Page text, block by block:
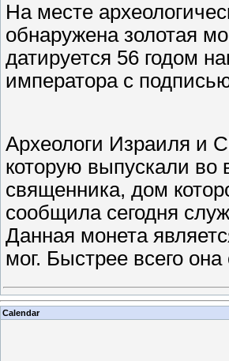
На месте
обнаружена золотая
датируется 56 годом
императора с
Археологи Израиля и
которую выпускали
священника, дом
сообщила сегодня
Данная монета
мог. Быстрее всего она
Calendar